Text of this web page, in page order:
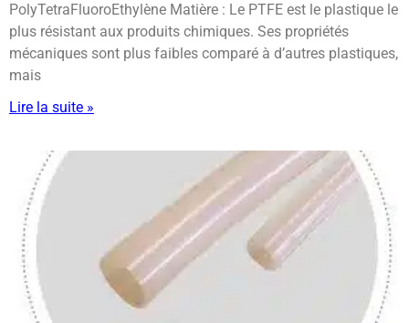
PolyTetraFluoroEthylène Matière : Le PTFE est le plastique le
plus résistant aux produits chimiques. Ses propriétés
mécaniques sont plus faibles comparé à d’autres plastiques,
mais
Lire la suite »